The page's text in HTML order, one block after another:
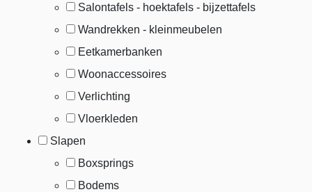
Salontafels - hoektafels - bijzettafels
Wandrekken - kleinmeubelen
Eetkamerbanken
Woonaccessoires
Verlichting
Vloerkleden
Slapen
Boxsprings
Bodems